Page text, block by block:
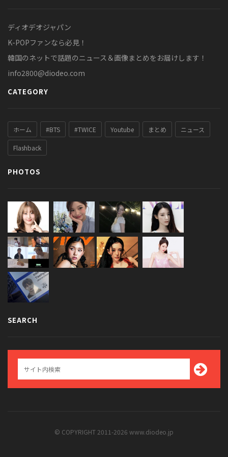
ディオデオジャパン
K-POPファンなら必見！
韓国のネットで話題のニュース＆画像まとめをお届けします！
info2800@diodeo.com
CATEGORY
ホーム #BTS #TWICE Youtube まとめ ニュース
Flashback
PHOTOS
SEARCH
© COPYRIGHT 2011-2026 www.diodeo.jp